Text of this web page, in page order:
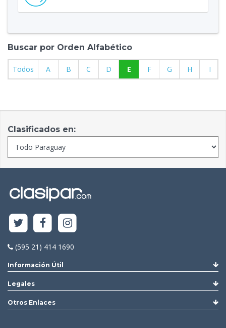
Buscar por Orden Alfabético
Todos A B C D E F G H I
Clasificados en:
(595 21) 414 1690
Información Útil
Legales
Otros Enlaces